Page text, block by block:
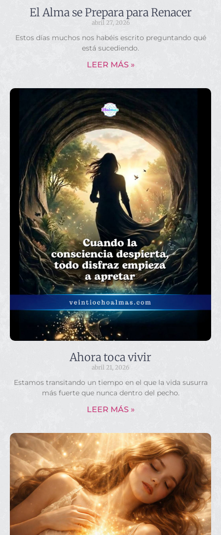
El Alma se Prepara para Renacer
abril 27, 2026
Estos días muchos nos habéis escrito preguntando qué
está sucediendo.
LEER MÁS »
Ahora toca vivir
abril 21, 2026
Estamos transitando un tiempo en el que la vida susurra
más fuerte que nunca dentro del pecho.
LEER MÁS »